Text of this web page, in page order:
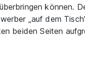
können.
„auf dem
beiden Seiten